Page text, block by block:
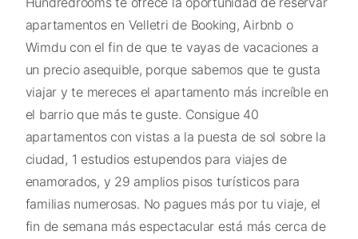
apartamentos en Velletri de Booking, Airbnb o
Wimdu con el fin de que te vayas de vacaciones a
un precio asequible, porque sabemos que te gusta
viajar y te mereces el apartamento más increíble en
el barrio que más te guste. Consigue 40
apartamentos con vistas a la puesta de sol sobre la
ciudad, 1 estudios estupendos para viajes de
enamorados, y 29 amplios pisos turísticos para
familias numerosas. No pagues más por tu viaje, el
fin de semana más espectacular está más cerca de